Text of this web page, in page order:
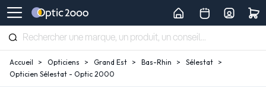
Accueil Opticiens Grand Est Bas-Rhin
Sélestat
Opticien Sélestat - Optic 2000